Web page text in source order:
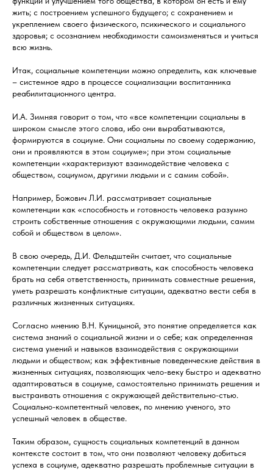
жить; с построением успешного будущего; с сохранением и
укреплением своего физического, психического и социального
здоровья; с осознанием необходимости самоизменяться и учиться
всю жизнь.
Итак, социальные компетенции можно определить, как ключевые
– системное ядро в процессе социализации воспитанника
реабилитационного центра.
И.А. Зимняя говорит о том, что «все компетенции социальны в
широком смысле этого слова, ибо они вырабатываются,
формируются в социуме. Они социальны по своему содержанию,
они и проявляются в этом социуме»; при этом социальные
компетенции «характеризуют взаимодействие человека с
обществом, социумом, другими людьми и с самим собой».
Например, Божович Л.И. рассматривает социальные
компетенции как «способность и готовность человека разумно
строить собственные отношения с окружающими людьми, самим
собой и обществом в целом».
В свою очередь, Д.И. Фельдштейн считает, что социальные
компетенции следует рассматривать, как способность человека
брать на себя ответственность, принимать совместные решения,
уметь разрешать конфликтные ситуации, адекватно вести себя в
различных жизненных ситуациях.
Согласно мнению В.Н. Куницыной, это понятие определяется как
система знаний о социальной жизни и о себе; как определенная
система умений и навыков взаимодействия с окружающими
людьми и обществом; как эффективные поведенческие действия в
жизненных ситуациях, позволяющих чело-веку быстро и адекватно
адаптироваться в социуме, самостоятельно принимать решения и
выстраивать отношения с окружающей действительно-стью.
Социально-компетентный человек, по мнению ученого, это
успешный человек в обществе.
Таким образом, сущность социальных компетенций в данном
контексте состоит в том, что они позволяют человеку добиться
успеха в социуме, адекватно разрешать проблемные ситуации в